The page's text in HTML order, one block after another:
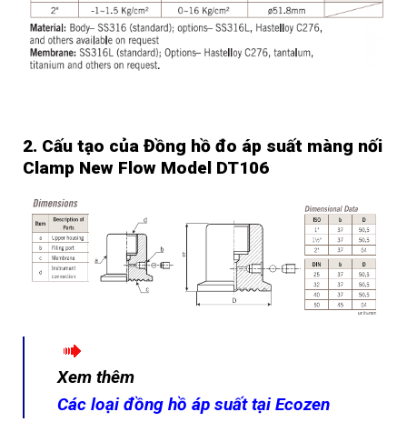
2. Cấu tạo của Đồng hồ đo áp suất màng nối
Clamp New Flow Model DT106
Xem thêm
Các loại đồng hồ áp suất tại Ecozen